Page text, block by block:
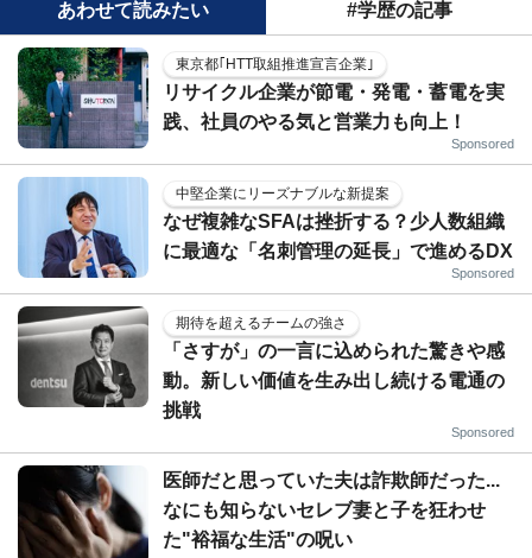
あわせて読みたい #学歴の記事
東京都｢HTT取組推進宣言企業｣
リサイクル企業が節電・発電・蓄電を実
践、社員のやる気と営業力も向上！
Sponsored
中堅企業にリーズナブルな新提案
なぜ複雑なSFAは挫折する？少人数組織
に最適な「名刺管理の延長」で進めるDX
Sponsored
期待を超えるチームの強さ
「さすが」の一言に込められた驚きや感
動。新しい価値を生み出し続ける電通の
挑戦
Sponsored
医師だと思っていた夫は詐欺師だった...
なにも知らないセレブ妻と子を狂わせ
た"裕福な生活"の呪い